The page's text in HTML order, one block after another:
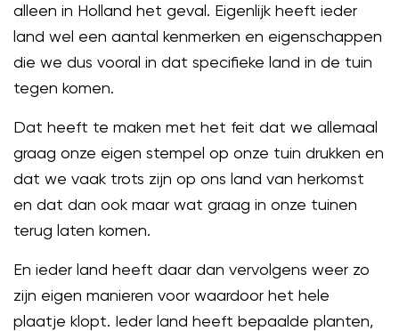
alleen in Holland het geval. Eigenlijk heeft ieder
land wel een aantal kenmerken en eigenschappen
die we dus vooral in dat specifieke land in de tuin
tegen komen.
Dat heeft te maken met het feit dat we allemaal
graag onze eigen stempel op onze tuin drukken en
dat we vaak trots zijn op ons land van herkomst
en dat dan ook maar wat graag in onze tuinen
terug laten komen.
En ieder land heeft daar dan vervolgens weer zo
zijn eigen manieren voor waardoor het hele
plaatje klopt. Ieder land heeft bepaalde planten,